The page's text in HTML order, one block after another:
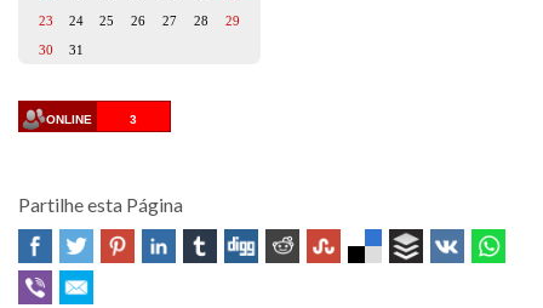
23
24 25 26 27 28
29
30
31
ONLINE 3
Partilhe esta Página